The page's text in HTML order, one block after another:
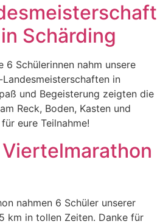
Schärding
6 Schülerinnen nahm unsere
in
und Begeisterung zeigten die
Reck, Boden, Kasten und
eure Teilnahme!
nahmen 6 Schüler unserer
km in tollen Zeiten. Danke für